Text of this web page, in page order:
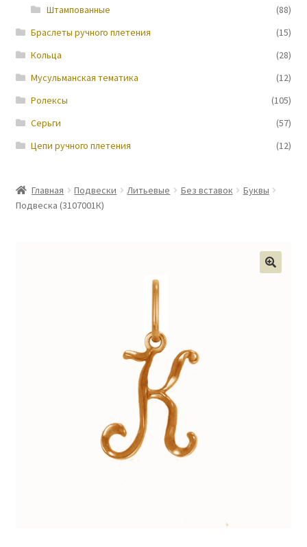
Штампованные
(88)
Браслеты ручного плетения
(15)
Кольца
(28)
Мусульманская тематика
(12)
Ролексы
(105)
Серьги
(57)
Цепи ручного плетения
(12)
Главная Подвески Литьевые Без вставок
Буквы
Подвеска (3107001К)